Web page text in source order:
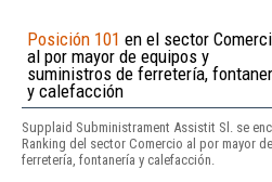
Posición 101 en el sector
al por mayor de equipos y
suministros de ferretería,
y calefacción
Supplaid Subministrament Assistit Sl. se
Ranking del sector Comercio al por mayor
ferretería, fontanería y calefacción.